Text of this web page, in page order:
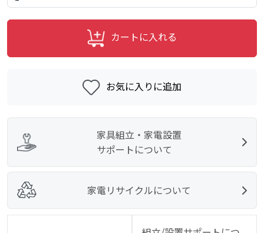
カートに入れる
お気に入りに追加
家具組立・家電設置
サポートについて
家電リサイクルについて